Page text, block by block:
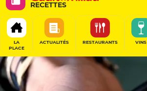
RECETTES
LA
PLACE
ACTUALITÉS RESTAURANTS VINS